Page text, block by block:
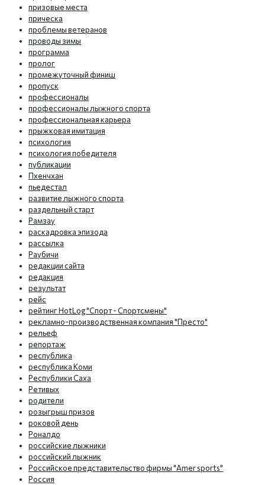
призовые места
прическа
проблемы ветеранов
проводы зимы
программа
пролог
промежуточный финиш
пропуск
профессионалы
профессионалы лыжного спорта
профессиональная карьера
прыжковая имитация
психология
психология победителя
публикации
Пхенчхан
пьедестал
развитие лыжного спорта
раздельный старт
Рамзау
раскадровка эпизода
рассылка
Раубичи
редакции сайта
редакция
результат
рейс
рейтинг HotLog "Спорт - Спортсмены"
рекламно-производственная компания "Престо"
рельеф
репортаж
республика
республика Коми
Республики Саха
Ретивых
родители
розыгрыш призов
роковой день
Роналдо
российские лыжники
российский лыжник
Российское представительство фирмы "Amer sports"
Россия